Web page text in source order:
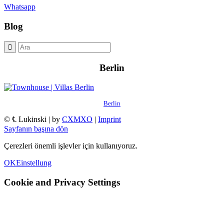
Whatsapp
Blog
Berlin
Berlin
© ℄ Lukinski | by CXMXO
Imprint
Sayfanın başına dön
Çerezleri önemli işlevler için kullanıyoruz.
OKEinstellung
Cookie and Privacy Settings